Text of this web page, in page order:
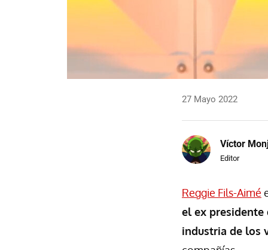
27 Mayo 2022
Víctor
Editor
Reggie Fils-Aimé
el ex presidente
industria de los